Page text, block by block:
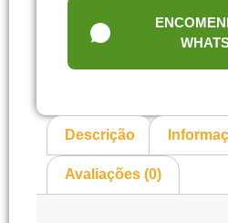
Descrição
Avaliações (0)